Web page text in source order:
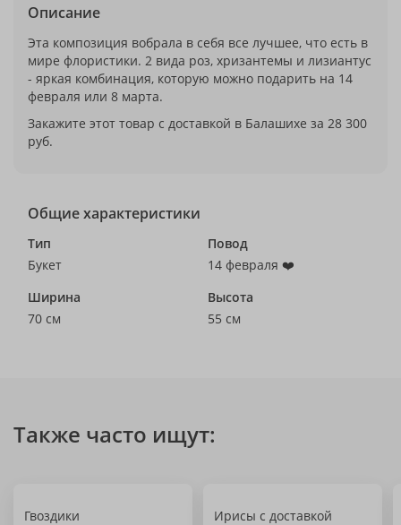
Описание
Эта композиция вобрала в себя все лучшее, что есть в
мире флористики. 2 вида роз, хризантемы и лизиантус
- яркая комбинация, которую можно подарить на 14
февраля или 8 марта.
Закажите этот товар с доставкой в Балашихе за 28 300
руб.
Общие характеристики
Тип
Букет
Повод
14 февраля ❤️
Ширина
70 см
Высота
55 см
Также часто ищут:
Гвоздики Ирисы с доставкой